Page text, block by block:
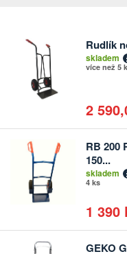
Rudlík
skladem
více než 5
2
RB 200
150...
skladem
4 ks
1 390
GEKO